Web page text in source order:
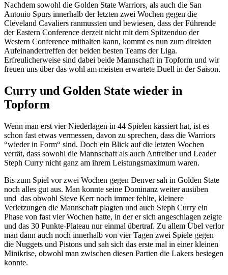
Nachdem sowohl die Golden State Warriors, als auch die San
Antonio Spurs innerhalb der letzten zwei Wochen gegen die
Cleveland Cavaliers ranmussten und bewiesen, dass der Führende
der Eastern Conference derzeit nicht mit dem Spitzenduo der
Western Conference mithalten kann, kommt es nun zum direkten
Aufeinandertreffen der beiden besten Teams der Liga.
Erfreulicherweise sind dabei beide Mannschaft in Topform und wir
freuen uns über das wohl am meisten erwartete Duell in der Saison.
Curry und Golden State wieder in
Topform
Wenn man erst vier Niederlagen in 44 Spielen kassiert hat, ist es
schon fast etwas vermessen, davon zu sprechen, dass die Warriors
“wieder in Form“ sind. Doch ein Blick auf die letzten Wochen
verrät, dass sowohl die Mannschaft als auch Antreiber und Leader
Steph Curry nicht ganz am ihrem Leistungsmaximum waren.
Bis zum Spiel vor zwei Wochen gegen Denver sah in Golden State
noch alles gut aus. Man konnte seine Dominanz weiter ausüben
und das obwohl Steve Kerr noch immer fehlte, kleinere
Verletzungen die Mannschaft plagten und auch Steph Curry ein
Phase von fast vier Wochen hatte, in der er sich angeschlagen zeigte
und das 30 Punkte-Plateau nur einmal übertraf. Zu allem Übel verlor
man dann auch noch innerhalb von vier Tagen zwei Spiele gegen
die Nuggets und Pistons und sah sich das erste mal in einer kleinen
Minikrise, obwohl man zwischen diesen Partien die Lakers besiegen
konnte.